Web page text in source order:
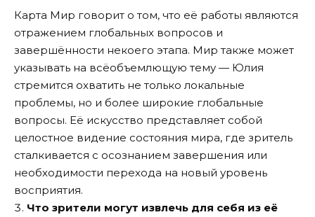
Карта Мир говорит о том, что её работы являются
отражением глобальных вопросов и
завершённости некоего этапа. Мир также может
указывать на всёобъемлющую тему — Юлия
стремится охватить не только локальные
проблемы, но и более широкие глобальные
вопросы. Её искусство представляет собой
целостное видение состояния мира, где зритель
сталкивается с осознанием завершения или
необходимости перехода на новый уровень
восприятия.
Что зрители могут извлечь для себя из её